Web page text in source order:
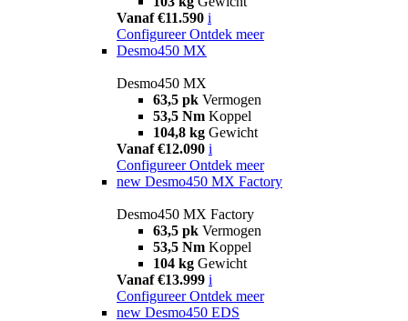
Vanaf €11.590 i
Configureer Ontdek meer
Desmo450 MX
Desmo450 MX
63,5 pk Vermogen
53,5 Nm Koppel
104,8 kg Gewicht
Vanaf €12.090 i
Configureer Ontdek meer
new Desmo450 MX Factory
Desmo450 MX Factory
63,5 pk Vermogen
53,5 Nm Koppel
104 kg Gewicht
Vanaf €13.999 i
Configureer Ontdek meer
new Desmo450 EDS